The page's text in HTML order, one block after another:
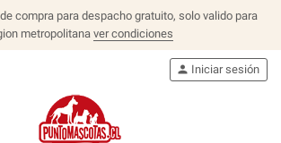
compra para despacho gratuito, solo valido para
metropolitana ver condiciones
person Iniciar sesión